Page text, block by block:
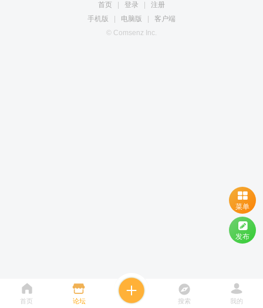
首页 登录
注册
手机版
电脑版
客户端
© Comsenz Inc.
首页 论坛 搜索 我的
菜单
发布